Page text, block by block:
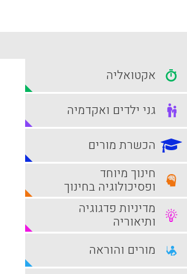
אקטואליה
גני ילדים ואקדמיה
הכשרת מורים
חינוך מיוחד
ופסיכולוגיה בחינוך
מדיניות פדגוגיה
ותיאוריה
מורים והוראה